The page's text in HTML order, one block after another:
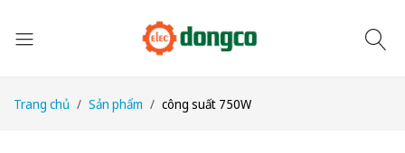
Trang chủ Sản phẩm công suất 750W